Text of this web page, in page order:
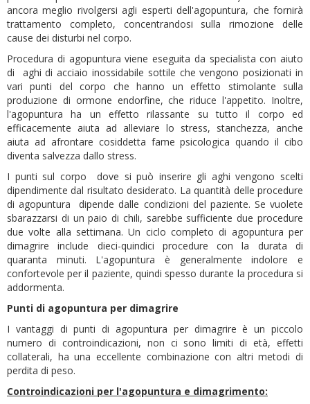
ancora meglio rivolgersi agli esperti dell'agopuntura, che fornirà
trattamento completo, concentrandosi sulla rimozione delle
cause dei disturbi nel corpo.
Procedura di agopuntura viene eseguita da specialista con aiuto
di aghi di acciaio inossidabile sottile che vengono posizionati in
vari punti del corpo che hanno un effetto stimolante sulla
produzione di ormone endorfine, che riduce l'appetito. Inoltre,
l'agopuntura ha un effetto rilassante su tutto il corpo ed
efficacemente aiuta ad alleviare lo stress, stanchezza, anche
aiuta ad afrontare cosiddetta fame psicologica quando il cibo
diventa salvezza dallo stress.
I punti sul corpo dove si può inserire gli aghi vengono scelti
dipendimente dal risultato desiderato. La quantità delle procedure
di agopuntura dipende dalle condizioni del paziente. Se vuolete
sbarazzarsi di un paio di chili, sarebbe sufficiente due procedure
due volte alla settimana. Un ciclo completo di agopuntura per
dimagrire include dieci-quindici procedure con la durata di
quaranta minuti. L'agopuntura è generalmente indolore e
confortevole per il paziente, quindi spesso durante la procedura si
addormenta.
Punti di agopuntura per dimagrire
I vantaggi di punti di agopuntura per dimagrire è un piccolo
numero di controindicazioni, non ci sono limiti di età, effetti
collaterali, ha una eccellente combinazione con altri metodi di
perdita di peso.
Controindicazioni per l'agopuntura e dimagrimento: